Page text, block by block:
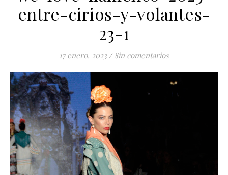
entre-cirios-y-volantes-
23-1
17 enero, 2023 / Sin comentarios